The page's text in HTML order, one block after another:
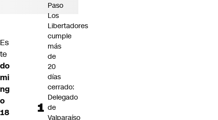
Es
te
do
mi
ng
o
18
Paso
Los
Libertadores
cumple
más
de
20
días
cerrado:
Delegado
de
Valparaíso